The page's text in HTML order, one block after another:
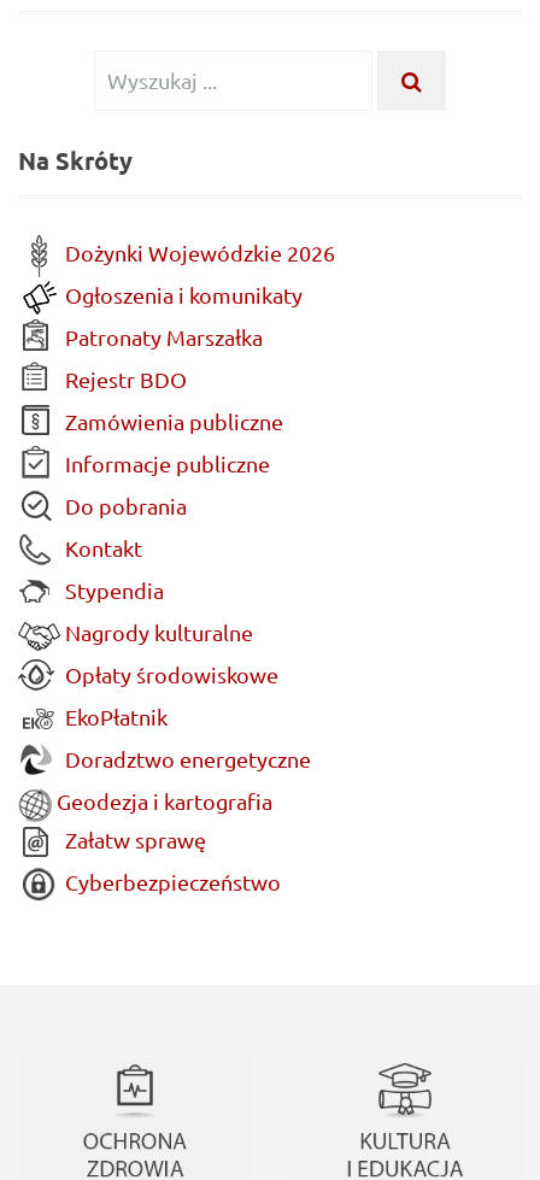
Wyszukiwanie
Na Skróty
Dożynki Wojewódzkie 2026
Ogłoszenia i komunikaty
Patronaty Marszałka
Rejestr BDO
Zamówienia publiczne
Informacje publiczne
Do pobrania
Kontakt
Stypendia
Nagrody kulturalne
Opłaty środowiskowe
EkoPłatnik
Doradztwo energetyczne
Geodezja i kartografia
Załatw sprawę
Cyberbezpieczeństwo